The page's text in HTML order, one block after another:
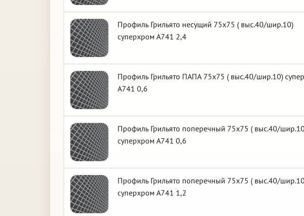
Профиль Грильято несущий 75х75 ( выс.40/шир.10)
суперхром А741 2,4
Профиль Грильято ПАПА 75х75 ( выс.40/шир.10)
А741 0,6
Профиль Грильято поперечный 75х75 ( выс.40/
суперхром А741 0,6
Профиль Грильято поперечный 75х75 ( выс.40/
суперхром А741 1,2